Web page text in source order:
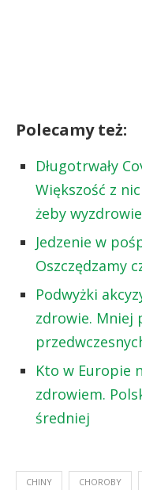
Polecamy też:
Długotrwały
Większość z
żeby
Jedzenie w
Oszczędzamy
Podwyżki
zdrowie. Mniej
Kto w Europie
zdrowiem.
średniej
CHINY CHOROBY